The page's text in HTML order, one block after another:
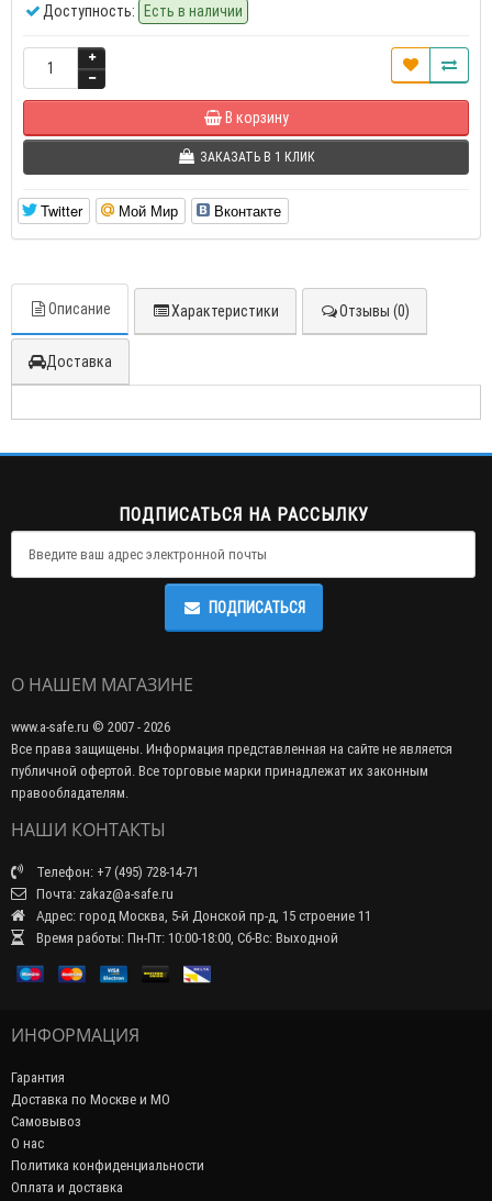
Доступность: Есть в наличии
В корзину
ЗАКАЗАТЬ В 1 КЛИК
Twitter Мой Мир Вконтакте
Описание Характеристики Отзывы (0)
Доставка
ПОДПИСАТЬСЯ НА РАССЫЛКУ
ПОДПИСАТЬСЯ
О НАШЕМ МАГАЗИНЕ
www.a-safe.ru © 2007 - 2026
Все права защищены. Информация представленная на сайте не является
публичной офертой. Все торговые марки принадлежат их законным
правообладателям.
НАШИ КОНТАКТЫ
Телефон: +7 (495) 728-14-71
Почта: zakaz@a-safe.ru
Адрес: город Москва, 5-й Донской пр-д, 15 строение 11
Время работы: Пн-Пт: 10:00-18:00, Сб-Вс: Выходной
ИНФОРМАЦИЯ
Гарантия
Доставка по Москве и МО
Самовывоз
О нас
Политика конфиденциальности
Оплата и доставка